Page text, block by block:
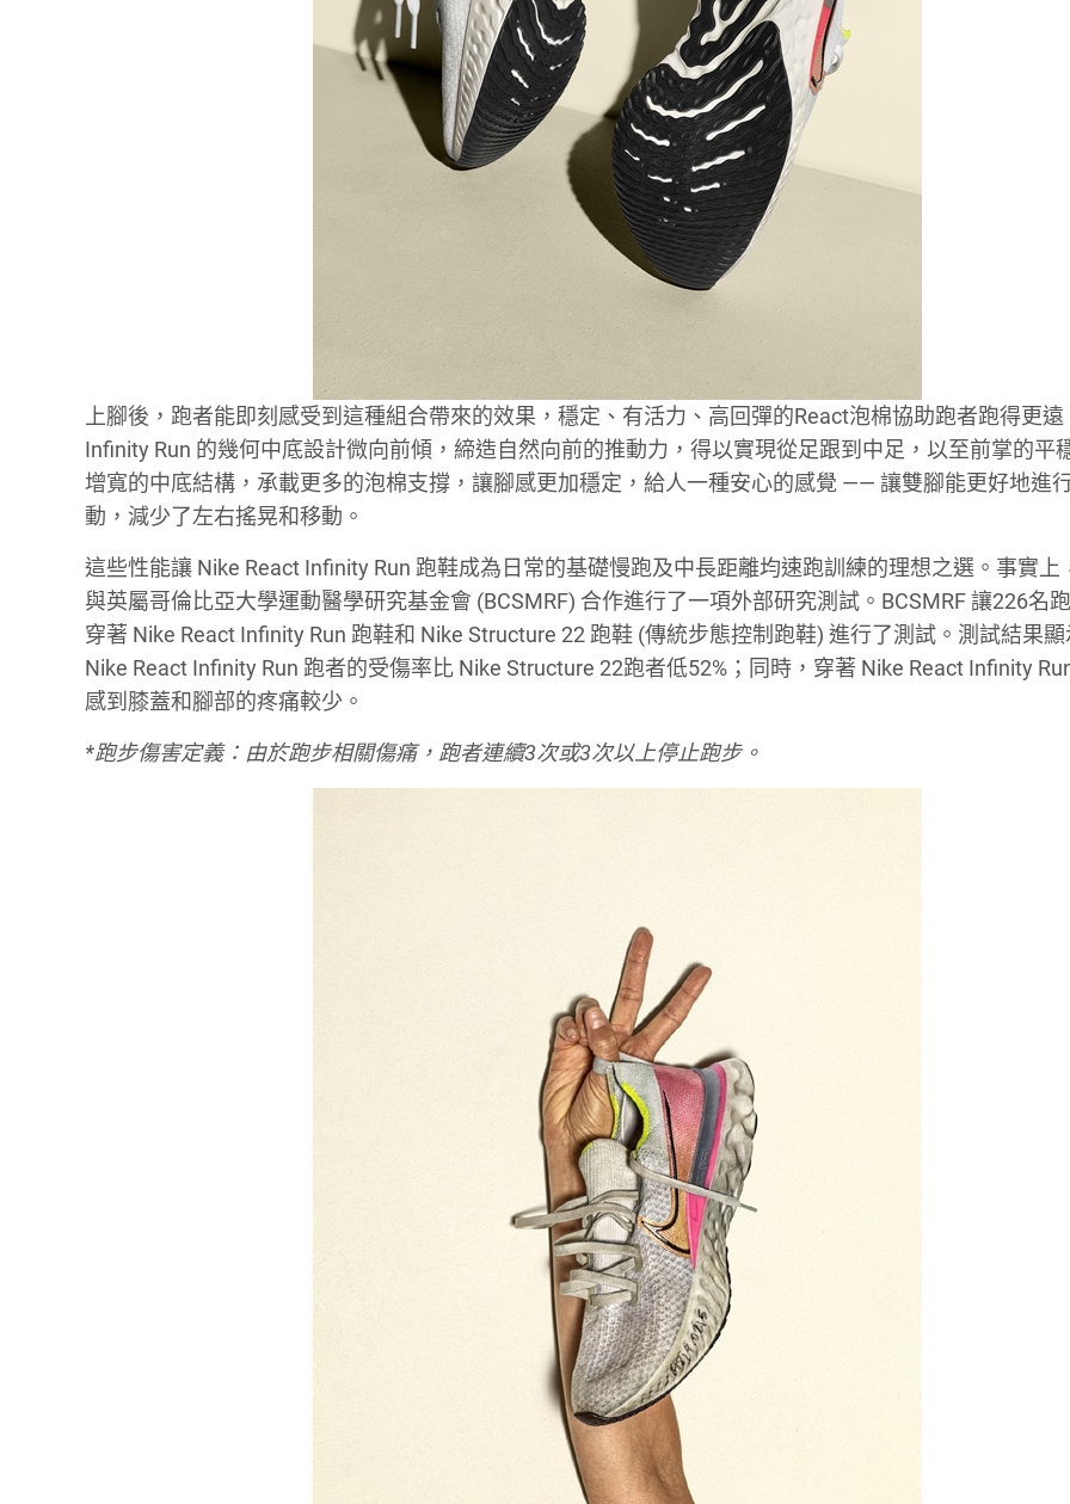
上腳後，跑者能即刻感受到這種組合帶來的效果，穩定、有活力、高回彈的React泡棉協助跑者跑得更遠
Infinity Run 的幾何中底設計微向前傾，締造自然向前的推動力，得以實現從足跟到中足，以至前掌的平
增寬的中底結構，承載更多的泡棉支撐，讓腳感更加穩定，給人一種安心的感覺 —— 讓雙腳能更好地進
動，減少了左右搖晃和移動。
這些性能讓 Nike React Infinity Run 跑鞋成為日常的基礎慢跑及中長距離均速跑訓練的理想之選。事實上
與英屬哥倫比亞大學運動醫學研究基金會 (BCSMRF) 合作進行了一項外部研究測試。BCSMRF 讓226名
穿著 Nike React Infinity Run 跑鞋和 Nike Structure 22 跑鞋 (傳統步態控制跑鞋) 進行了測試。測試結果顯
Nike React Infinity Run 跑者的受傷率比 Nike Structure 22跑者低52%；同時，穿著 Nike React Infinity
感到膝蓋和腳部的疼痛較少。
*跑步傷害定義：由於跑步相關傷痛，跑者連續3次或3次以上停止跑步。